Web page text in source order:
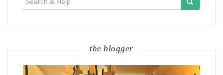
the blogger